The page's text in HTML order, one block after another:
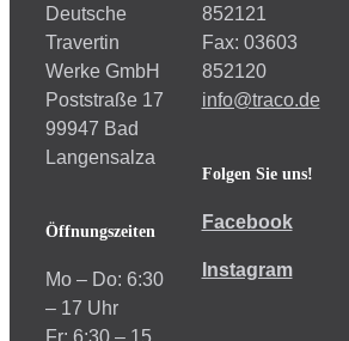
Deutsche
Travertin
Werke GmbH
Poststraße 17
99947 Bad
Langensalza
Öffnungszeiten
Mo – Do: 6:30
– 17 Uhr
Fr: 6:30 – 15
852121
Fax: 03603
852120
info@traco.de
Folgen Sie uns!
Facebook
Instagram